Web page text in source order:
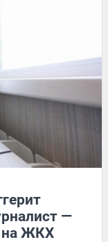
—
на ЖКХ